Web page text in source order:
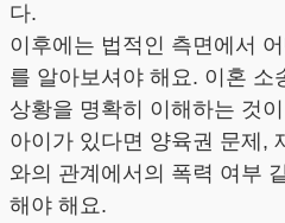
다.
이후에는 법적인 측면에서
를 알아보셔야 해요. 이혼 소
상황을 명확히 이해하는 것
아이가 있다면 양육권 문제,
와의 관계에서의 폭력 여부
해야 해요.